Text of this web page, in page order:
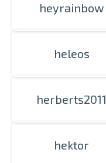
heyrainbow
heleos
herberts2011
hektor